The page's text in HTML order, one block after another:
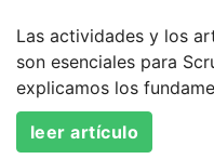
Las actividades y los
son esenciales para
explicamos los
leer artículo